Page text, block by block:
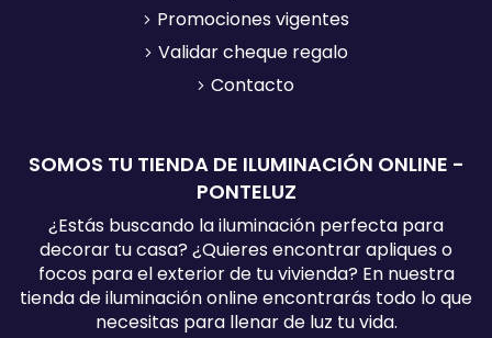
SOMOS TU TIENDA DE ILUMINACIÓN ONLINE -
PONTELUZ
¿Estás buscando la iluminación perfecta para
decorar tu casa? ¿Quieres encontrar apliques o
focos para el exterior de tu vivienda? En nuestra
tienda de iluminación online encontrarás todo lo que
necesitas para llenar de luz tu vida.
Promociones vigentes
Validar cheque regalo
Contacto